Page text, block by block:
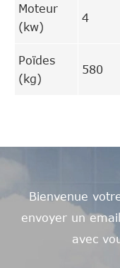
Moteur
(kw)
4
Poïdes
(kg)
580
Bienvenue
envoyer un
avec